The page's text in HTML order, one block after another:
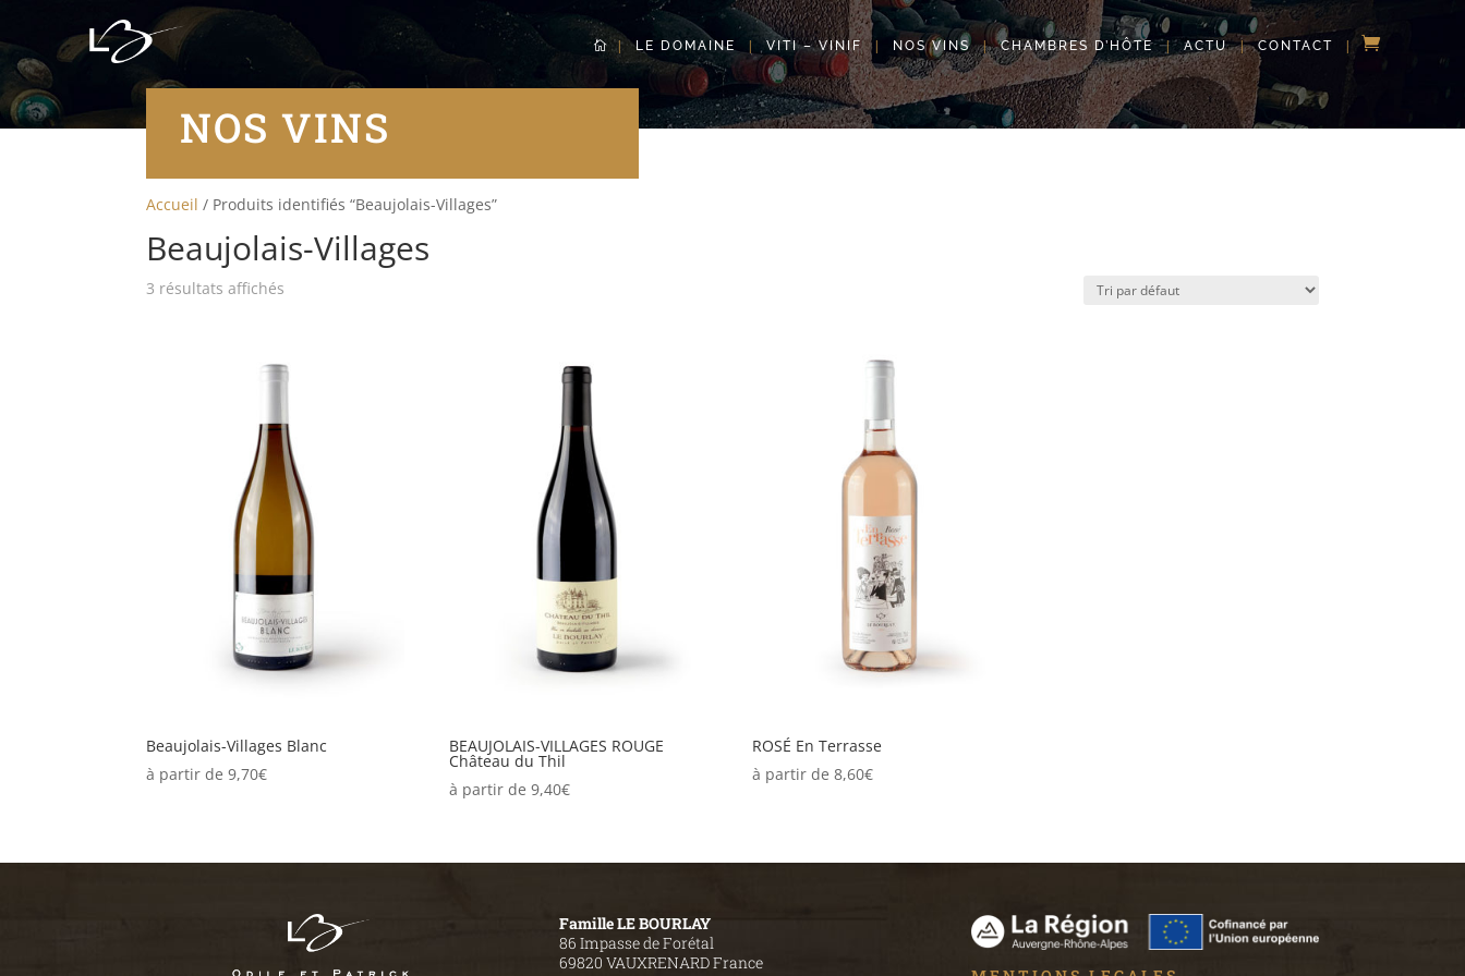
LE DOMAINE VITI – VINIF NOS VINS CHAMBRES D’HÔTE ACTU CONTACT
NOS VINS
Accueil / Produits identifiés “Beaujolais-Villages”
Beaujolais-Villages
3 résultats affichés
Beaujolais-Villages Blanc
à partir de9,70€
BEAUJOLAIS-VILLAGES ROUGE
Château du Thil
à partir de9,40€
ROSÉ En Terrasse
à partir de8,60€
Famille LE BOURLAY
86 Impasse de Forétal
69820 VAUXRENARD France